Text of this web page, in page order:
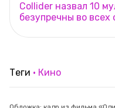
Collider назвал 10
безупречны во
Теги Кино